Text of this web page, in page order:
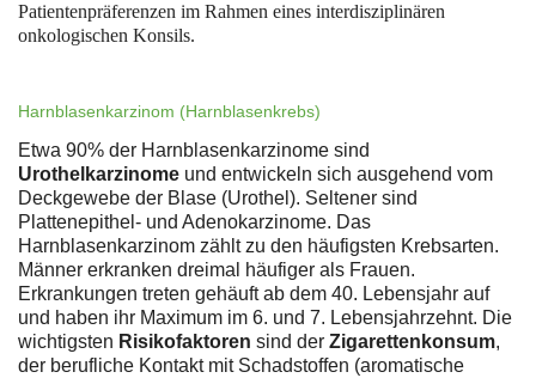
Patientenpräferenzen im Rahmen eines interdisziplinären
onkologischen Konsils.
Harnblasenkarzinom (Harnblasenkrebs)
Etwa 90% der Harnblasenkarzinome sind
Urothelkarzinome und entwickeln sich ausgehend vom
Deckgewebe der Blase (Urothel). Seltener sind
Plattenepithel- und Adenokarzinome. Das
Harnblasenkarzinom zählt zu den häufigsten Krebsarten.
Männer erkranken dreimal häufiger als Frauen.
Erkrankungen treten gehäuft ab dem 40. Lebensjahr auf
und haben ihr Maximum im 6. und 7. Lebensjahrzehnt. Die
wichtigsten Risikofaktoren sind der Zigarettenkonsum,
der berufliche Kontakt mit Schadstoffen (aromatische